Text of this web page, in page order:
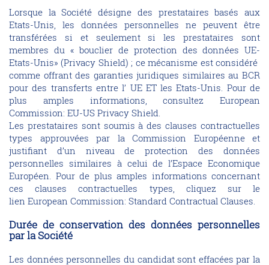
Lorsque la Société désigne des prestataires basés aux
Etats-Unis, les données personnelles ne peuvent être
transférées si et seulement si les prestataires sont
membres du « bouclier de protection des données UE-
Etats-Unis» (Privacy Shield) ; ce mécanisme est considéré
comme offrant des garanties juridiques similaires au BCR
pour des transferts entre l’ UE ET les Etats-Unis. Pour de
plus amples informations, consultez European
Commission: EU-US Privacy Shield.
Les prestataires sont soumis à des clauses contractuelles
types approuvées par la Commission Européenne et
justifiant d’un niveau de protection des données
personnelles similaires à celui de l’Espace Economique
Européen. Pour de plus amples informations concernant
ces clauses contractuelles types, cliquez sur le
lien European Commission: Standard Contractual Clauses.
Durée de conservation des données personnelles
par la Société
Les données personnelles du candidat sont effacées par la